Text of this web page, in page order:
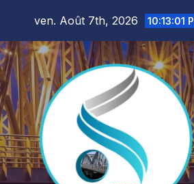
content
ven. Août 7th, 2026 10:13:03